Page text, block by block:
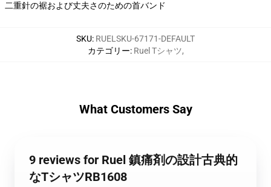
二重針の裾および丈夫さのための首バンド
SKU: RUELSKU-67171-DEFAULT
カテゴリー: Ruel Tシャツ,
What Customers Say
9 reviews for Ruel 鎮痛剤の設計古典的
なTシャツRB1608